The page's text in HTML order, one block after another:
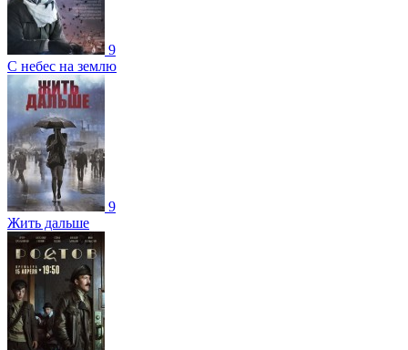
9
С небес на землю
9
Жить дальше